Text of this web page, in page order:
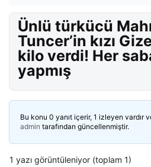
Ünlü türkücü
Tuncer’in kızı
kilo verdi! Her
yapmış
Bu konu 0 yanıt içerir, 1 izleyen vardır
admin tarafından güncellenmiştir.
1 yazı görüntüleniyor (toplam 1)